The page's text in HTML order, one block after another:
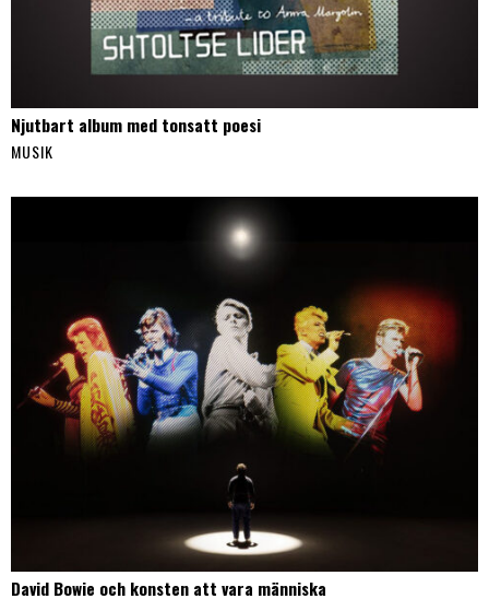
Njutbart album med tonsatt poesi
MUSIK
David Bowie och konsten att vara människa